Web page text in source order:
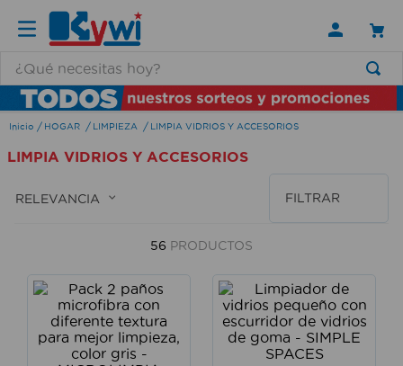
HOGAR LIMPIEZA LIMPIA VIDRIOS Y ACCESORIOS
LIMPIA VIDRIOS Y ACCESORIOS
RELEVANCIA FILTRAR
56 PRODUCTOS
TÉRMINOS MÁS BUSCADOS
1.
lamparas
2.
ducha
3.
silla
escritorio
aspiradora
taladro